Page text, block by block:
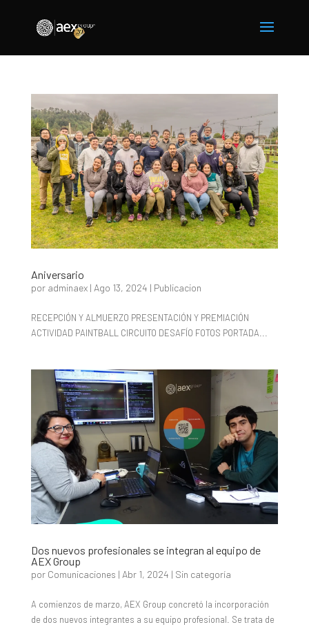
Aniversario
por adminaex| Ago 13, 2024 | Publicacion
RECEPCIÓN Y ALMUERZO PRESENTACIÓN Y PREMIACIÓN
ACTIVIDAD PAINTBALL CIRCUITO DESAFÍO FOTOS PORTADA...
Dos nuevos profesionales se integran al equipo de
AEX Group
por Comunicaciones | Abr 1, 2024 | Sin categoría
A comienzos de marzo, AEX Group concretó la incorporación
de dos nuevos integrantes a su equipo profesional. Se trata de